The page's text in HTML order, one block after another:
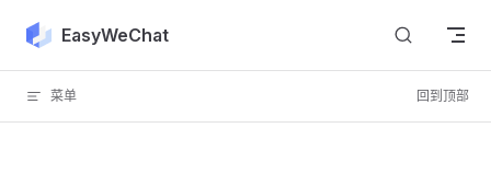
Skip to content
EasyWeChat
菜单 回到顶部